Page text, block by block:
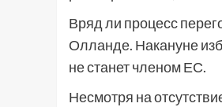
Вряд ли процесс
Олланде. Накануне
не станет членом ЕС.
Несмотря на